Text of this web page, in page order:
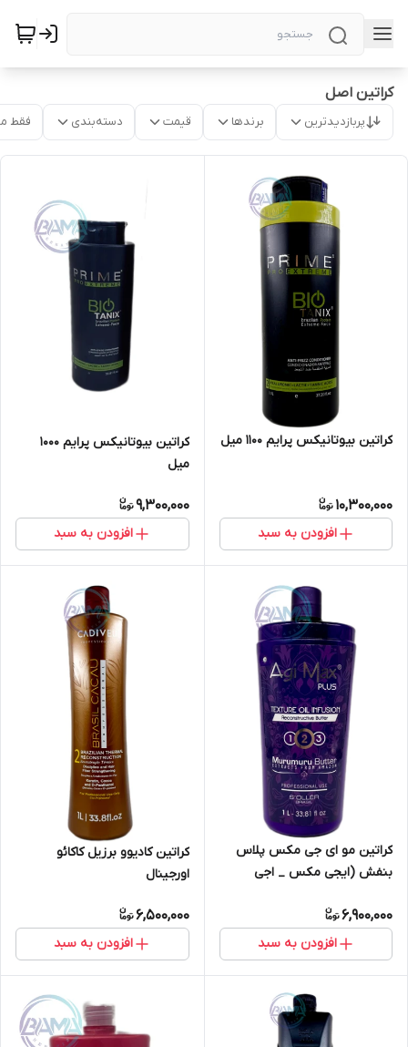
کراتین اصل
پربازدیدترین برندها قیمت دسته‌بندی فقط
کراتین بیوتانیکس پرایم ۱۱۰۰ میل
10,300,000
افزودن به سبد
کراتین بیوتانیکس پرایم ۱۰۰۰
میل
9,300,000
افزودن به سبد
کراتین مو ای جی مکس پلاس
بنفش (ایجی مکس _ اجی
6,900,000
افزودن به سبد
کراتین کادیوو برزیل کاکائو
اورجینال
6,500,000
افزودن به سبد